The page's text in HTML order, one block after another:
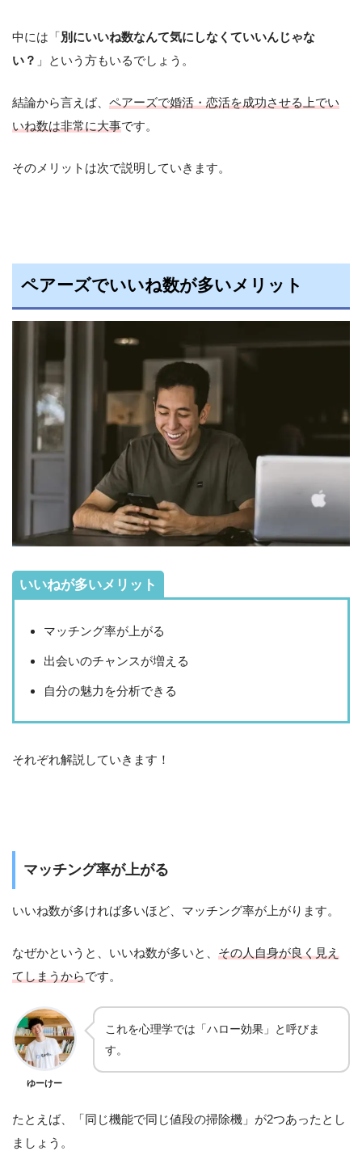
中には「 別にいいね数なんて気にしなくていいんじゃな
い？ 」という方もいるでしょう。
結論から言えば、 ペアーズで婚活・恋活を成功させる上でい
いね数は非常に大事です。
そのメリットは次で説明していきます。
ペアーズでいいね数が多いメリット
いいねが多いメリット
マッチング率が上がる
出会いのチャンスが増える
自分の魅力を分析できる
それぞれ解説していきます！
マッチング率が上がる
いいね数が多ければ多いほど、マッチング率が上がります。
なぜかというと、いいね数が多いと、 その人自身が良く見え
てしまうからです。
ゆーけー
これを心理学では「ハロー効果」と呼びま
す。
たとえば、「同じ機能で同じ値段の掃除機」が2つあったとし
ましょう。